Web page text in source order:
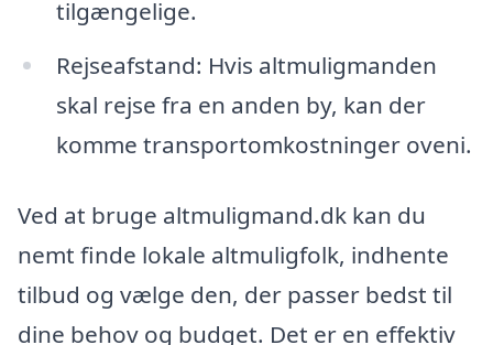
tilgængelige.
Rejseafstand: Hvis altmuligmanden
skal rejse fra en anden by, kan der
komme transportomkostninger oveni.
Ved at bruge altmuligmand.dk kan du
nemt finde lokale altmuligfolk, indhente
tilbud og vælge den, der passer bedst til
dine behov og budget. Det er en effektiv